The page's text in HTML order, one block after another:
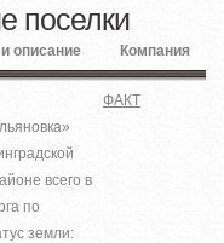
поселки
описание Компания
всего в
по
земли:
ФАКТ